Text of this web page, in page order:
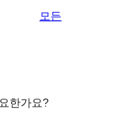
모든
한가요?